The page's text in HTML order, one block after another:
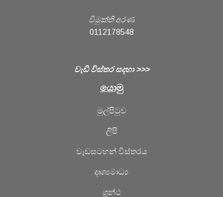
විමුක්ති අරණ
0112178548
වැඩි විස්තර සදහා >>>
යොමු
මුල්පිටුව
ලිපි
වැඩසටහන් විස්තරය
දෘශ්‍යමාධ්‍ය
ග්‍රන්ථ